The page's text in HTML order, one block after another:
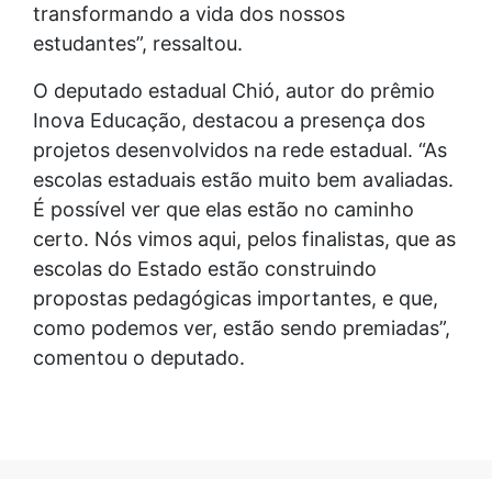
transformando a vida dos nossos
estudantes”, ressaltou.
O deputado estadual Chió, autor do prêmio
Inova Educação, destacou a presença dos
projetos desenvolvidos na rede estadual. “As
escolas estaduais estão muito bem avaliadas.
É possível ver que elas estão no caminho
certo. Nós vimos aqui, pelos finalistas, que as
escolas do Estado estão construindo
propostas pedagógicas importantes, e que,
como podemos ver, estão sendo premiadas”,
comentou o deputado.